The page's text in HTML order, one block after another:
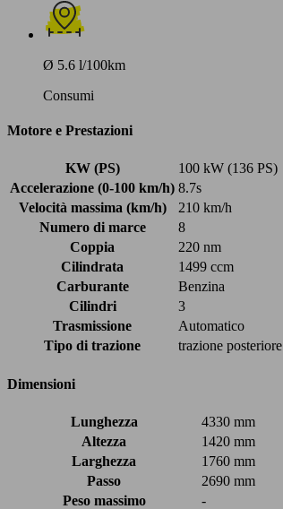
Ø 5.6 l/100km
Consumi
Motore e Prestazioni
KW (PS)
100 kW (136 PS)
Accelerazione (0-100 km/h) 8.7s
Velocità massima (km/h)
210 km/h
Numero di marce
8
Coppia
220 nm
Cilindrata
1499 ccm
Carburante
Benzina
Cilindri
3
Trasmissione
Automatico
Tipo di trazione
trazione posteriore
Dimensioni
Lunghezza
4330 mm
Altezza
1420 mm
Larghezza
1760 mm
Passo
2690 mm
Peso massimo
-